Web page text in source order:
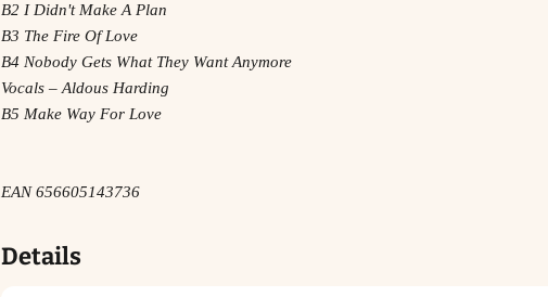
B2 I Didn't Make A Plan
B3 The Fire Of Love
B4 Nobody Gets What They Want Anymore
Vocals – Aldous Harding
B5 Make Way For Love
EAN656605143736
Details